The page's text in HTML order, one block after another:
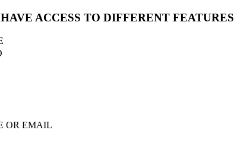
ACCESS TO DIFFERENT FEATURES
OR EMAIL